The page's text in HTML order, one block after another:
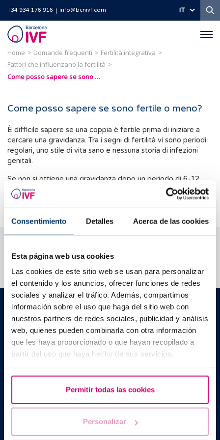
Consentimiento Detalles Acerca de las cookies
Esta página web usa cookies
Las cookies de este sitio web se usan para personalizar
el contenido y los anuncios, ofrecer funciones de redes
sociales y analizar el tráfico. Además, compartimos
información sobre el uso que haga del sitio web con
nuestros partners de redes sociales, publicidad y análisis
web, quienes pueden combinarla con otra información
que les haya proporcionado o que hayan recopilado a
partir del uso que haya hecho de sus servicios.
Permitir todas las cookies
Personalizar
+34 934 176 916 info@bcnivf.com IT
Barcelona
IVF
Home Domande frequenti
Fertilità integrativa
Fattori che influenzano la fertilità
Come posso sapere se sono fertile o meno?
Come posso sapere se sono fertile o meno?
È difficile sapere se una coppia è fertile prima di iniziare a
cercare una gravidanza. Tra i segni di fertilità vi sono periodi
regolari, uno stile di vita sano e nessuna storia di infezioni
genitali.
Se non si ottiene una gravidanza dopo un periodo di 6-12
mesi, è consigliabile rivolgersi a uno specialista per
effettuare uno studio dettagliato.
Barcelona IVF
C./ Escoles Pies, 103. 08017 - Barcellona (Spagna)
+34 934 176 916
| info@bcnivf.com
Barcelona IVF è un centro medico autorizzato dalla Generalitat de